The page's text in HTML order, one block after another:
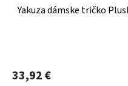
Yakuza dámske tričko
33,92 €